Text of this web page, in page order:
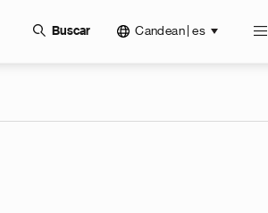
Buscar Candean | es